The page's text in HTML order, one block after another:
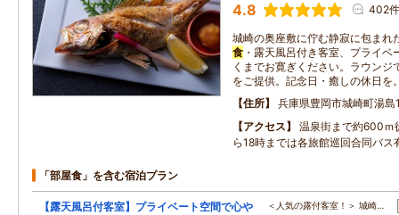
4.8 402件
城崎の奥座敷に佇む静寂に包まれ
食 ・露天風呂付き客室、プライ
くまでお寛ぎください。ラウンジ
をご提供。記念日・癒しの休日を
住所
兵庫県豊岡市城崎町湯島
アクセス
温泉街まで約600ｍ
ら18時までは各旅館巡回合同バス
「部屋食」を含む宿泊プラン
【露天風呂付客室】プライベート空間で心や
＜人気の露付客室！＞ 城崎…